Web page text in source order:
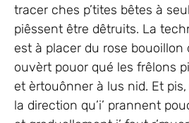
tracer ches p’tites bêtes à
piêssent être dêtruits. La
est à placer du rose bouoillon
ouvèrt pouor qué les frêlons
et èrtouônner à lus nid. Et
la direction qu’i’ prannent